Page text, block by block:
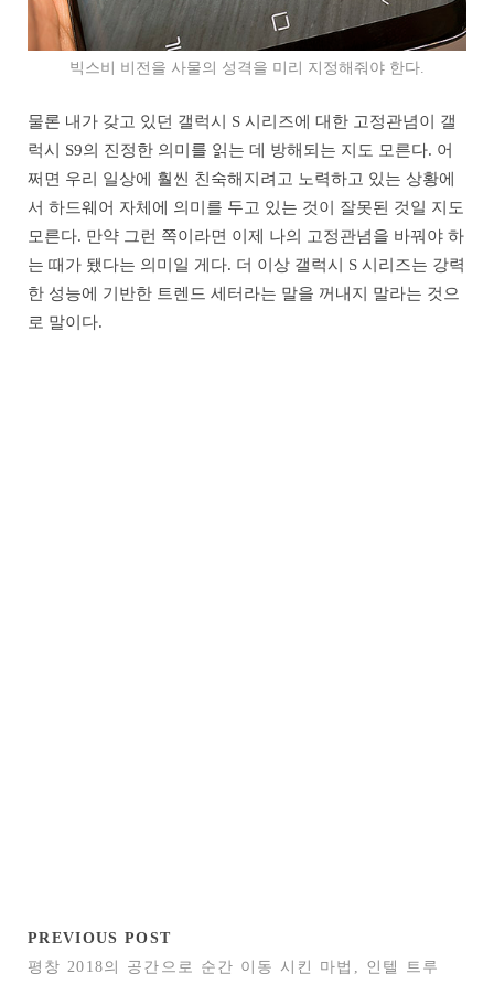
빅스비 비전을 사물의 성격을 미리 지정해줘야 한다.
물론 내가 갖고 있던 갤럭시 S 시리즈에 대한 고정관념이 갤
럭시 S9의 진정한 의미를 읽는 데 방해되는 지도 모른다. 어
쩌면 우리 일상에 훨씬 친숙해지려고 노력하고 있는 상황에
서 하드웨어 자체에 의미를 두고 있는 것이 잘못된 것일 지도
모른다. 만약 그런 쪽이라면 이제 나의 고정관념을 바꿔야 하
는 때가 됐다는 의미일 게다. 더 이상 갤럭시 S 시리즈는 강력
한 성능에 기반한 트렌드 세터라는 말을 꺼내지 말라는 것으
로 말이다.
PREVIOUS POST
평창 2018의 공간으로 순간 이동 시킨 마법, 인텔 트루